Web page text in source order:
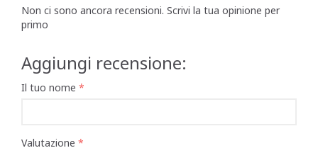
Non ci sono ancora recensioni. Scrivi la tua opinione per
primo
Aggiungi recensione:
Il tuo nome
Valutazione